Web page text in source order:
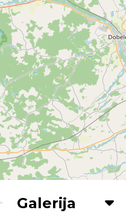
Galerija